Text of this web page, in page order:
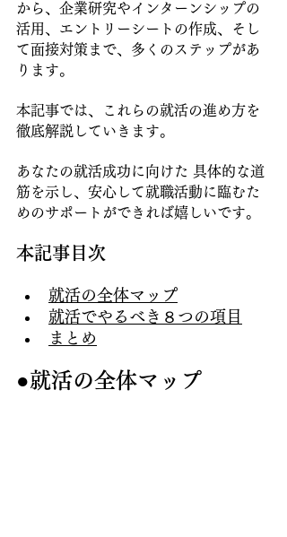
から、企業研究やインターンシップの
活用、エントリーシートの作成、そし
て面接対策まで、多くのステップがあ
ります。
本記事では、これらの就活の進め方を
徹底解説していきます。
あなたの就活成功に向けた 具体的な道
筋を示し、安心して就職活動に臨むた
めのサポートができれば嬉しいです。
本記事目次
就活の全体マップ
就活でやるべき８つの項目
まとめ
●就活の全体マップ